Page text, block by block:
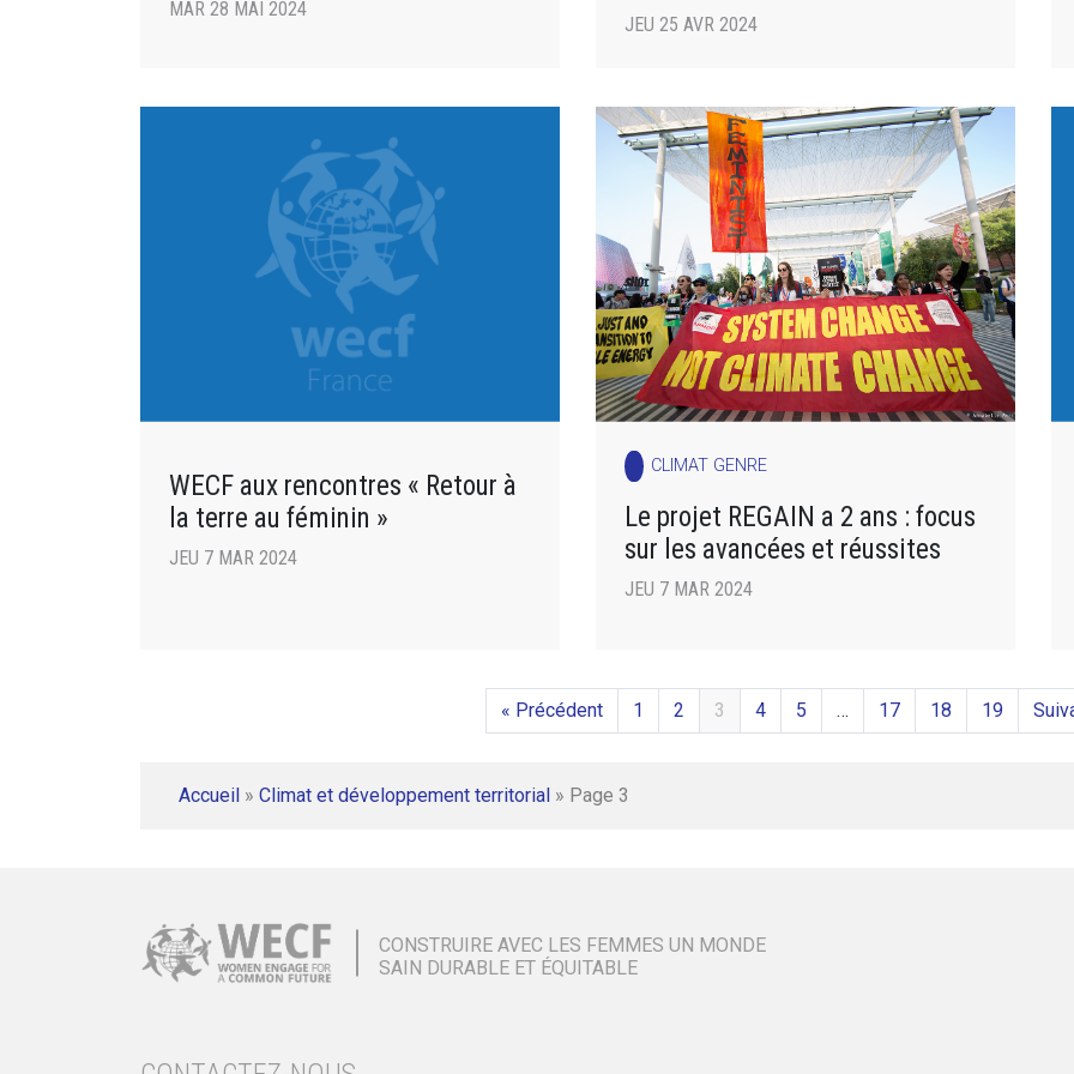
MAR 28 MAI 2024
JEU 25 AVR 2024
WECF aux rencontres « Retour à
la terre au féminin »
JEU 7 MAR 2024
CLIMAT GENRE
Le projet REGAIN a 2 ans : focus
sur les avancées et réussites
JEU 7 MAR 2024
« Précédent 1 2 3 4 5 … 17 18 19
Accueil » Climat et développement territorial » Page 3
CONSTRUIRE AVEC LES FEMMES UN MONDE
SAIN DURABLE ET ÉQUITABLE